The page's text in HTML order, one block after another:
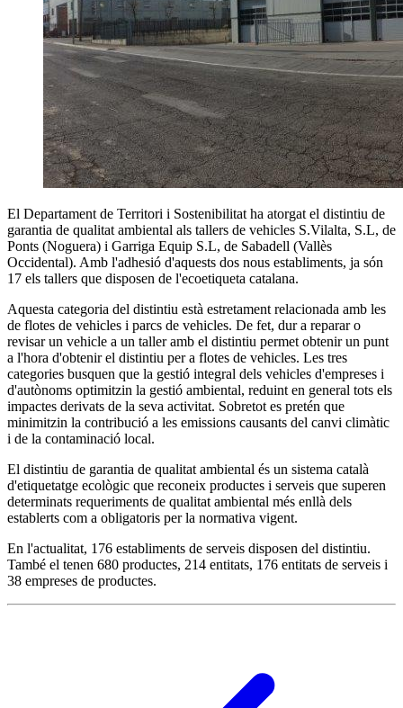
El Departament de Territori i Sostenibilitat ha atorgat el distintiu de
garantia de qualitat ambiental als tallers de vehicles S.Vilalta, S.L, de
Ponts (Noguera) i Garriga Equip S.L, de Sabadell (Vallès
Occidental). Amb l'adhesió d'aquests dos nous establiments, ja són
17 els tallers que disposen de l'ecoetiqueta catalana.
Aquesta categoria del distintiu està estretament relacionada amb les
de flotes de vehicles i parcs de vehicles. De fet, dur a reparar o
revisar un vehicle a un taller amb el distintiu permet obtenir un punt
a l'hora d'obtenir el distintiu per a flotes de vehicles. Les tres
categories busquen que la gestió integral dels vehicles d'empreses i
d'autònoms optimitzin la gestió ambiental, reduint en general tots els
impactes derivats de la seva activitat. Sobretot es pretén que
minimitzin la contribució a les emissions causants del canvi climàtic
i de la contaminació local.
El distintiu de garantia de qualitat ambiental és un sistema català
d'etiquetatge ecològic que reconeix productes i serveis que superen
determinats requeriments de qualitat ambiental més enllà dels
establerts com a obligatoris per la normativa vigent.
En l'actualitat, 176 establiments de serveis disposen del distintiu.
També el tenen 680 productes, 214 entitats, 176 entitats de serveis i
38 empreses de productes.